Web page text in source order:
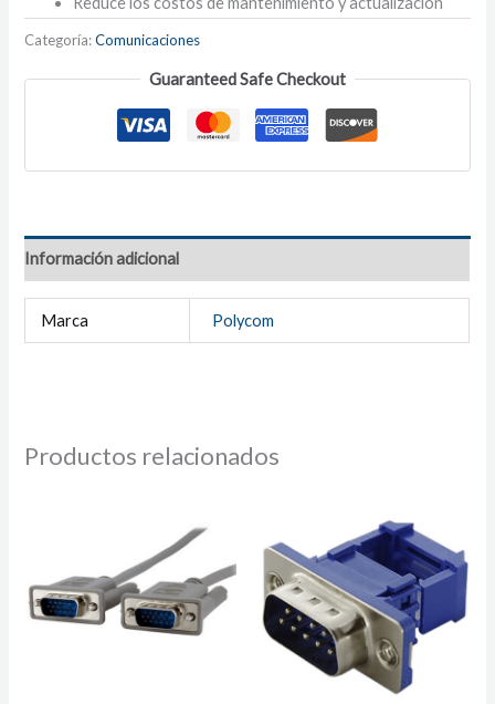
Categoría:Comunicaciones
Guaranteed Safe Checkout
Información adicional
Marca Polycom
Productos relacionados